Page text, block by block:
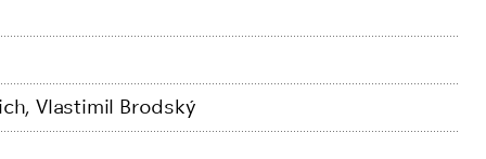
Vlastimil Brodský